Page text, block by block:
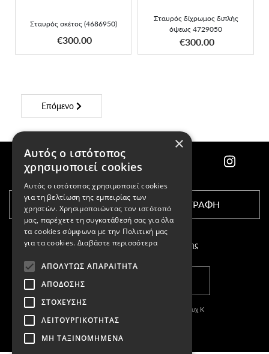
Σταυρός σκέτος (4686950)
€300.00
ΑΠΟΚΤΗΣΕ ΤΟ
Σταυρός δίχρωμος διπλής
όψεως 4729050
€300.00
ΑΠΟΚΤΗΣΕ ΤΟ
Επόμενο
ΕΓΓΡΑΦΗ
Αποδέχομαι τους όρους χρήσης
Copyright © 2011-2026 Κασπαριάν Σεμπουχ Κ
With
ΓΕΜΗ:57327504000
×
Αυτός ο ιστότοπος
χρησιμοποιεί cookies
Αυτός ο ιστότοπος χρησιμοποιεί cookies
για τη βελτίωση της εμπειρίας των
χρηστών. Χρησιμοποιώντας τον ιστότοπό
μας, παρέχετε τη συγκατάθεσή σας για όλα
τα cookies σύμφωνα με την Πολιτική μας
για τα cookies. Διαβάστε περισσότερα
ΑΠΟΛΎΤΩΣ ΑΠΑΡΑΊΤΗΤΑ
ΑΠΌΔΟΣΗΣ
ΣΤΌΧΕΥΣΗΣ
ΛΕΙΤΟΥΡΓΙΚΌΤΗΤΑΣ
ΜΗ ΤΑΞΙΝΟΜΗΜΈΝΑ